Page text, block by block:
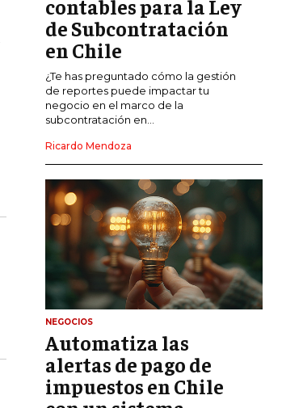
DE SUMINISTRO
LOGÍSTICA EMPRESARIAL
CALIDAD Y MEJORA CONTINUA
TALENTOS
TALENTO
RECLUTAMIENTO Y SELECCIÓN
DESARROLLO DE PERSONAL
GESTIÓN DEL DESEMPEÑO
CULTURA Y CLIMA ORGANIZACIONAL
ÉTICA EMPRESARIAL Y
RESPONSABILIDAD SOCIAL
BLOG
contables para la Ley
de Subcontratación
en Chile
¿Te has preguntado cómo la gestión
de reportes puede impactar tu
negocio en el marco de la
subcontratación en...
Ricardo Mendoza
NEGOCIOS
Automatiza las
alertas de pago de
impuestos en Chile